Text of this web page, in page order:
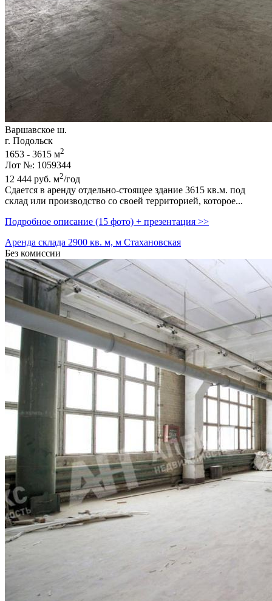
Варшавское ш.
г. Подольск
1653 - 3615 м2
Лот №: 1059344
12 444 руб. м2/год
Сдается в аренду отдельно-стоящее здание 3615 кв.м. под
склад или производство со своей территорией,­ которое...
Подробное описание (15 фото) + презентация >>
Аренда склада 2900 кв. м, м Стахановская
Без комиссии